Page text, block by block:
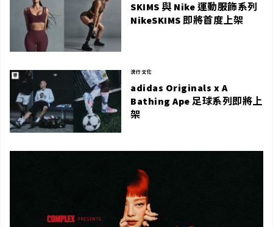
SKIMS 與 Nike 運動服飾系列
NikeSKIMS 即將首度上架
流行文化
adidas Originals x A
Bathing Ape 足球系列即將上
架